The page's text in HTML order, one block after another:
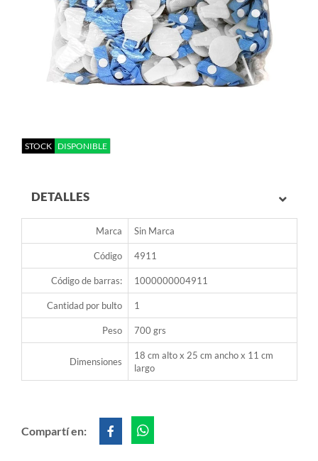
STOCK DISPONIBLE
DETALLES
Marca Sin Marca
Código 4911
Código de barras: 1000000004911
Cantidad por bulto 1
Peso 700 grs
Dimensiones
18 cm alto x 25 cm ancho x 11 cm
largo
Compartí en: